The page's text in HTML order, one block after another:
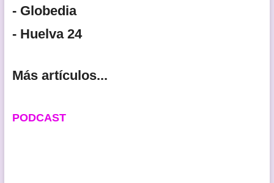
- Globedia
- Huelva 24
Más artículos...
PODCAST